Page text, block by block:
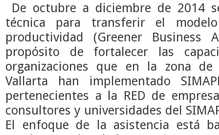
De octubre a diciembre de 2014
técnica para transferir el
productividad (Greener Business
propósito de fortalecer las
organizaciones que en la zona
Vallarta han implementado
pertenecientes a la RED de
consultores y universidades del
El enfoque de la asistencia está